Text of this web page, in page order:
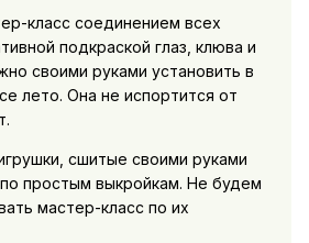
класс соединением всех
подкраской глаз, клюва и
своими руками установить в
лето. Она не испортится от
сшитые своими руками
простым выкройкам. Не будем
мастер-класс по их